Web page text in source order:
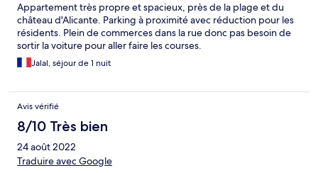
Appartement très propre et spacieux, près de la plage et du
château d'Alicante. Parking à proximité avec réduction pour les
résidents. Plein de commerces dans la rue donc pas besoin de
sortir la voiture pour aller faire les courses.
Jalal, séjour de 1 nuit
Avis vérifié
8/10 Très bien
24 août 2022
Traduire avec Google